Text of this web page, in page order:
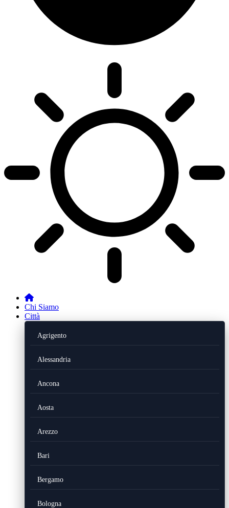
Chi Siamo
Città
Agrigento
Alessandria
Ancona
Aosta
Arezzo
Bari
Bergamo
Bologna